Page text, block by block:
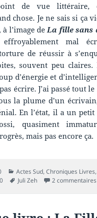
de vue littéraire,
chose. Je ne sais si ça
l’image deLa fille sans
mal
de réussir à
souvent peu claires.
d’énergie et
écrire. J’ai passé tout
la plume d’un
En l’état, il a un petit
quasiment
mais pas encore ça.
Catégories
Actes Sud,Chroniques Livres,
Mots-
Juli Zeh 2 commentaires